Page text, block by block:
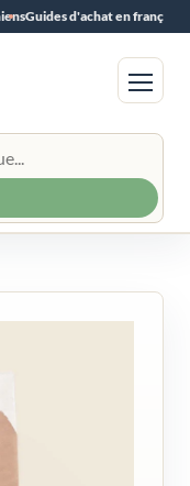
Guides d'achat en français
Menu